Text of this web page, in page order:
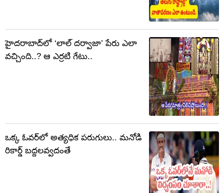
హైదరాబాద్‌లో ‘లాల్ దర్వాజా’ పేరు ఎలా
వచ్చింది..? ఆ ఎర్రటి గేటు..
ఒక్క ఓవర్‌లో అత్యధిక పరుగులు.. మనోడి
రికార్డ్ బద్దలవ్వదంతే